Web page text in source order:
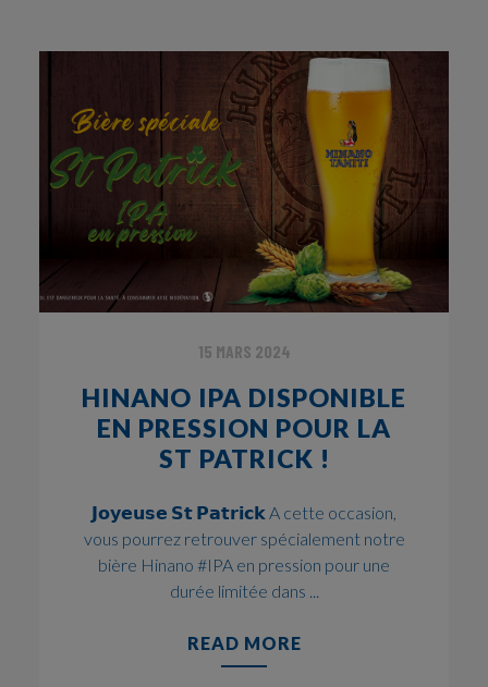
15 MARS 2024
HINANO IPA DISPONIBLE
EN PRESSION POUR LA
ST PATRICK !
𝗝𝗼𝘆𝗲𝘂𝘀𝗲 𝗦𝘁 𝗣𝗮𝘁𝗿𝗶𝗰𝗸 A cette occasion,
vous pourrez retrouver spécialement notre
bière Hinano #IPA en pression pour une
durée limitée dans ...
READ MORE